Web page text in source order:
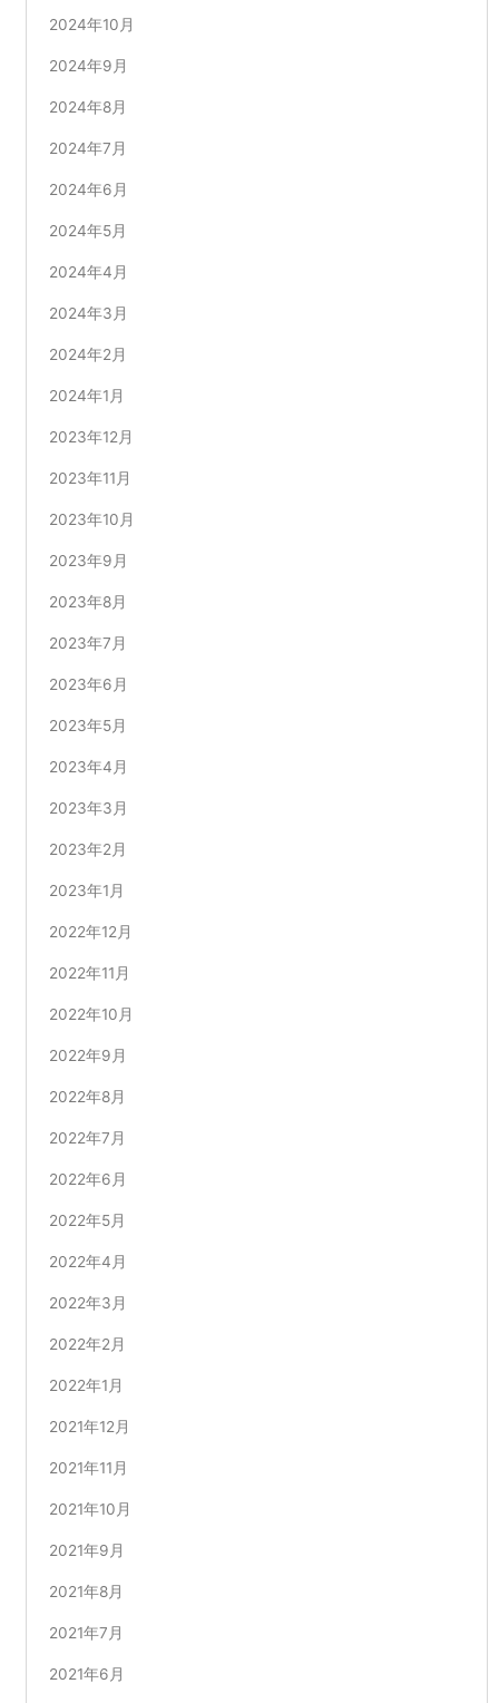
2024年10月
2024年9月
2024年8月
2024年7月
2024年6月
2024年5月
2024年4月
2024年3月
2024年2月
2024年1月
2023年12月
2023年11月
2023年10月
2023年9月
2023年8月
2023年7月
2023年6月
2023年5月
2023年4月
2023年3月
2023年2月
2023年1月
2022年12月
2022年11月
2022年10月
2022年9月
2022年8月
2022年7月
2022年6月
2022年5月
2022年4月
2022年3月
2022年2月
2022年1月
2021年12月
2021年11月
2021年10月
2021年9月
2021年8月
2021年7月
2021年6月